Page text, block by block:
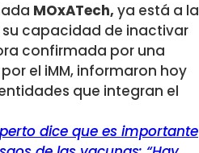
MOxATech, ya está a la
capacidad de inactivar
confirmada por una
el iMM, informaron hoy
que integran el
dice que es importante